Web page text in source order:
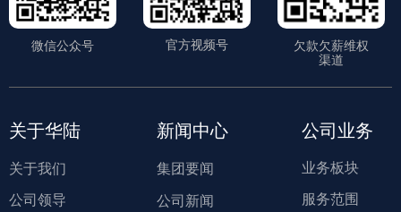
欠款欠薪维权
渠道
微信公众号 官方视频号
关于华陆
关于我们
公司领导
新闻中心
集团要闻
公司新闻
公司业务
业务板块
服务范围